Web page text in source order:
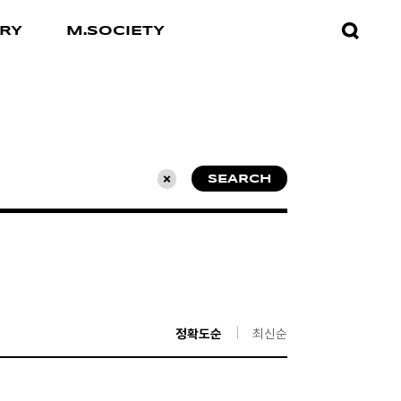
M.SOCIETY
초기화 SEARCH
정확도순 최신순